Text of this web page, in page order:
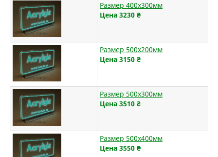
Размер 400х300мм
Цена 3230 ₴
Размер 500х200мм
Цена 3150 ₴
Размер 500х300мм
Цена 3510 ₴
Размер 500х400мм
Цена 3550 ₴